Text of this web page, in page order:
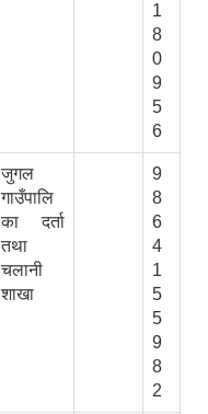
1
8
0
9
5
6
जुगल
गाउँपालि
का दर्ता
तथा
चलानी
शाखा
9
8
6
4
1
5
5
9
8
2